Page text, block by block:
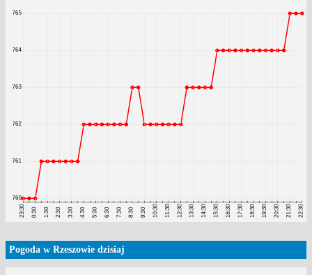
Pogoda w Rzeszowie dzisiaj